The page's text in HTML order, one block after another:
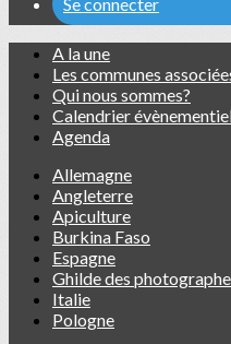
A la une
Les communes
Qui nous sommes?
Calendrier
Agenda
Allemagne
Angleterre
Apiculture
Burkina Faso
Espagne
Ghilde des
Italie
Pologne